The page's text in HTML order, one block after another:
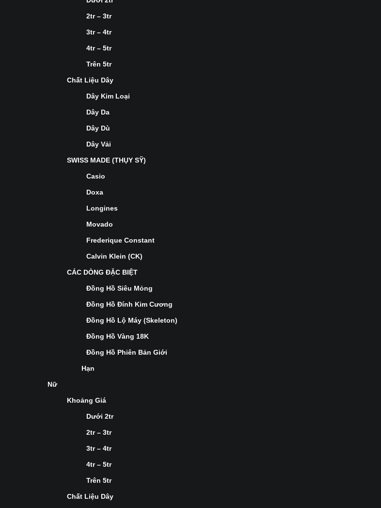
2tr – 3tr
3tr – 4tr
4tr – 5tr
Trên 5tr
Chất Liệu Dây
Dây Kim Loại
Dây Da
Dây Dù
Dây Vải
SWISS MADE (THỤY SỸ)
Casio
Doxa
Longines
Movado
Frederique Constant
Calvin Klein (CK)
CÁC DÒNG ĐẶC BIỆT
Đồng Hồ Siêu Mỏng
Đồng Hồ Đính Kim Cương
Đồng Hồ Lộ Máy (Skeleton)
Đồng Hồ Vàng 18K
Đồng Hồ Phiên Bản Giới
Hạn
Nữ
Khoảng Giá
Dưới 2tr
2tr – 3tr
3tr – 4tr
4tr – 5tr
Trên 5tr
Chất Liệu Dây